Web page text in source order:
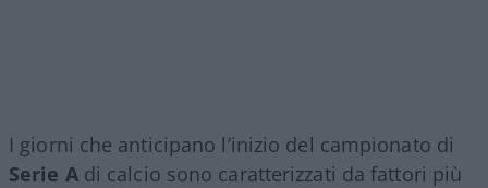
I giorni che anticipano l’inizio del campionato di
Serie Adi calcio sono caratterizzati da fattori più